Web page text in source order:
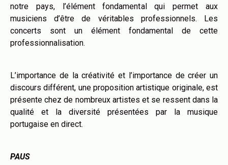
notre pays, l’élément fondamental qui permet aux
musiciens d’être de véritables professionnels. Les
concerts sont un élément fondamental de cette
professionnalisation.
L’importance de la créativité et l’importance de créer un
discours différent, une proposition artistique originale, est
présente chez de nombreux artistes et se ressent dans la
qualité et la diversité présentées par la musique
portugaise en direct.
PAUS